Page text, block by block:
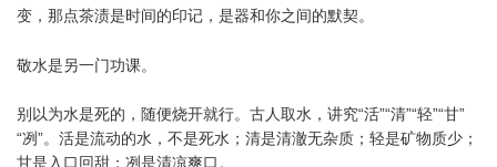
变，那点茶渍是时间的印记，是器和你之间的默契。
敬水是另一门功课。
别以为水是死的，随便烧开就行。古人取水，讲究“活”“清”“轻”“甘”
“冽”。活是流动的水，不是死水；清是清澈无杂质；轻是矿物质少；
甘是入口回甜；冽是清凉爽口。